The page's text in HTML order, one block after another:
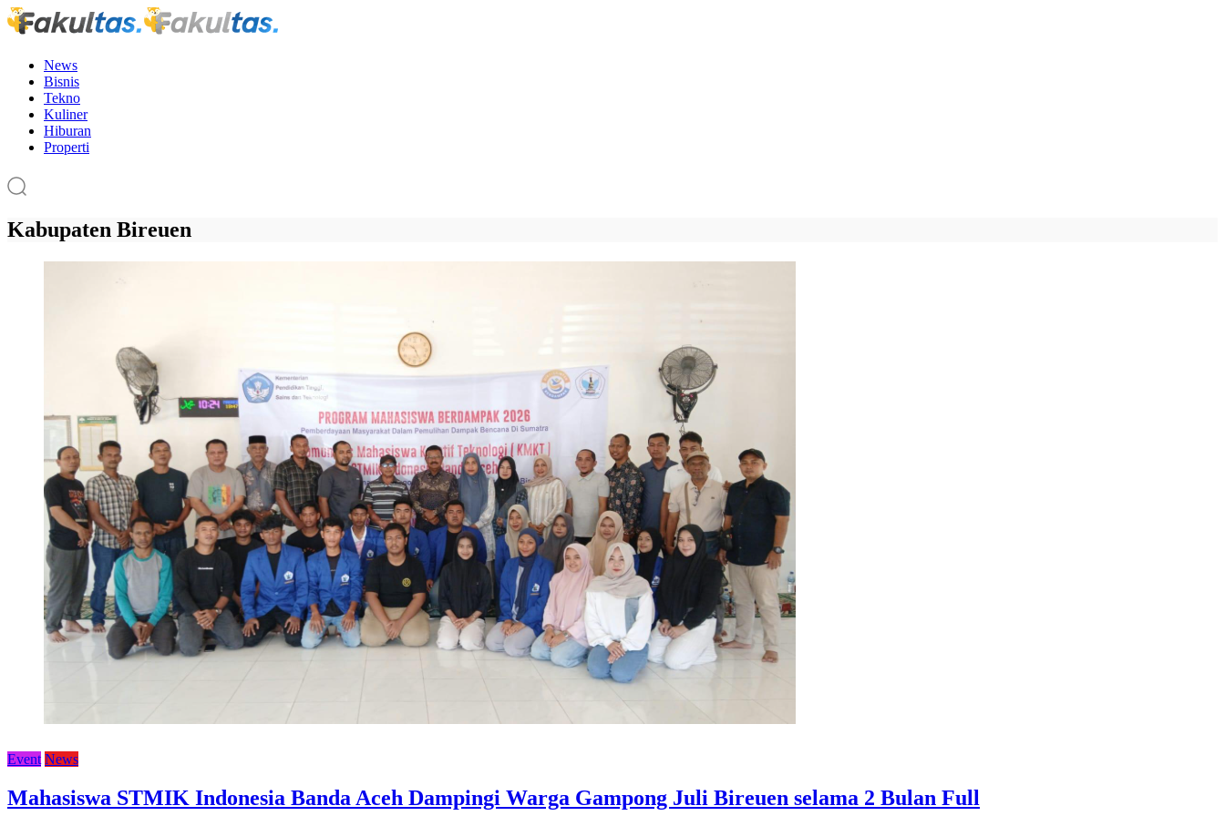
News
Bisnis
Tekno
Kuliner
Hiburan
Properti
Kabupaten Bireuen
Event News
Mahasiswa STMIK Indonesia Banda Aceh Dampingi Warga Gampong Juli Bireuen selama 2 Bulan Full